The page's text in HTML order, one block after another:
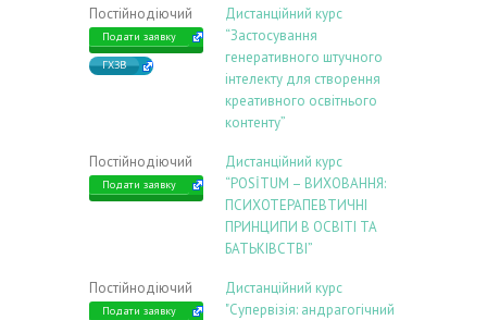
Постійнодіючий
Подати заявку
ГХЗВ
Дистанційний курс
“Застосування
генеративного штучного
інтелекту для створення
креативного освітнього
контенту”
Постійнодіючий
Подати заявку
Дистанційний курс
“POSİTUM – ВИХОВАННЯ:
ПСИХОТЕРАПЕВТИЧНІ
ПРИНЦИПИ В ОСВІТІ ТА
БАТЬКІВСТВІ”
Постійнодіючий
Подати заявку
Дистанційний курс
"Супервізія: андрагогічний